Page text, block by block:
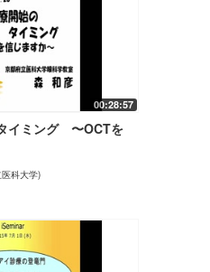
00:28:57
イミング 〜OCTを
科大学)